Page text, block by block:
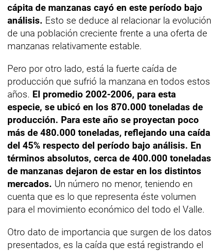
cápita de manzanas cayó en este período bajo
análisis. Esto se deduce al relacionar la evolución
de una población creciente frente a una oferta de
manzanas relativamente estable.
Pero por otro lado, está la fuerte caída de
producción que sufrió la manzana en todos estos
años. El promedio 2002-2006, para esta
especie, se ubicó en los 870.000 toneladas de
producción. Para este año se proyectan poco
más de 480.000 toneladas, reflejando una caída
del 45% respecto del período bajo análisis. En
términos absolutos, cerca de 400.000 toneladas
de manzanas dejaron de estar en los distintos
mercados. Un número no menor, teniendo en
cuenta que es lo que representa éste volumen
para el movimiento económico del todo el Valle.
Otro dato de importancia que surgen de los datos
presentados, es la caída que está registrando el